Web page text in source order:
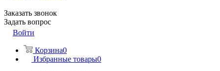
Заказать звонок
Задать вопрос
Войти
Корзина0
Избранные товары0